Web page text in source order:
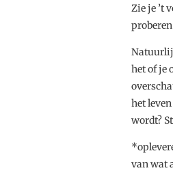
Zie je ’t
het of je
het
wordt?
van wat